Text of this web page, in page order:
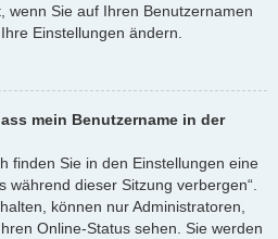
wenn Sie auf Ihren Benutzernamen
Einstellungen ändern.
mein Benutzername in der
finden Sie in den Einstellungen eine
während dieser Sitzung verbergen“.
können nur Administratoren,
Online-Status sehen. Sie werden